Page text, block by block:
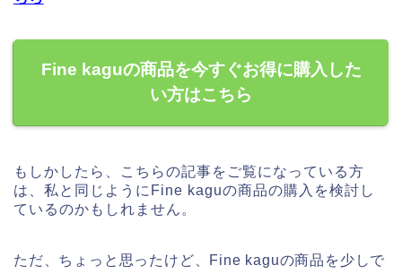
Fine kaguの商品を今すぐお得に購入した
い方はこちら
もしかしたら、こちらの記事をご覧になっている方
は、私と同じようにFine kaguの商品の購入を検討し
ているのかもしれません。
ただ、ちょっと思ったけど、Fine kaguの商品を少しで